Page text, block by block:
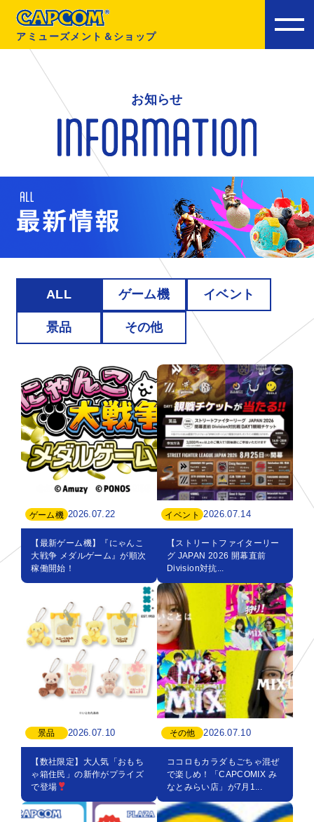
アミューズメント＆ショップ
お知らせ
ALL ゲーム機 イベント
景品 その他
ゲーム機 2026.07.22
【最新ゲーム機】『にゃんこ
大戦争 メダルゲーム』が順次
稼働開始！
イベント 2026.07.14
【ストリートファイターリー
グ JAPAN 2026 開幕直前
Division対抗...
景品 2026.07.10
【数社限定】大人気「おもち
ゃ箱住民」の新作がプライズ
で登場
その他 2026.07.10
ココロもカラダもごちゃ混ぜ
で楽しめ！「CAPCOMIX み
なとみらい店」が7月1...